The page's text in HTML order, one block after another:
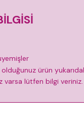
ürün
varsa lütfen bilgi veriniz.